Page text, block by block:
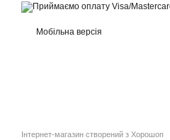
Мобільна версія
Інтернет-магазин створений з Хорошоп